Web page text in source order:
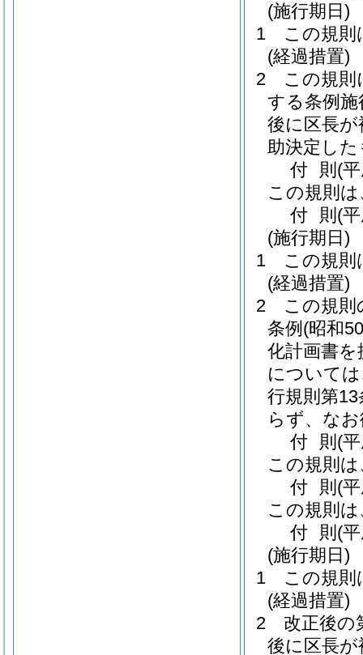
(施行期日)
1
この規則
(経過措置)
2
この規則
する条例施
後に区長
助決定し
付 則 (
この規則
付 則 (
(施行期日)
1
この規則
(経過措置)
2
この規則
条例 (昭和
化計画書
について
行規則第
らず、な
付 則 (
この規則
付 則 (
この規則
付 則 (
(施行期日)
1
この規則
(経過措置)
2
改正後の
後に区長